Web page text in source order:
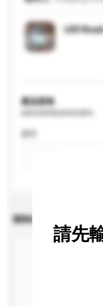
LED
產品規格
查詢內容
請先